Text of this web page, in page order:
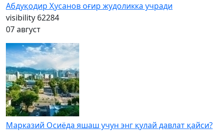
Абдуқодир Ҳусанов оғир жудоликка учради
visibility 62284
07 август
Марказий Осиёда яшаш учун энг қулай давлат қайси?